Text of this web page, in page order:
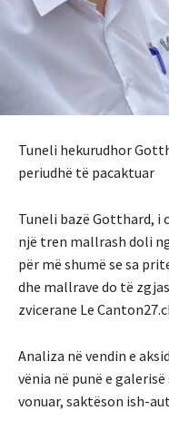
Tuneli hekurudhor
periudhë të pacaktuar
Tuneli bazë Gotthard, i
një tren mallrash doli
për më shumë se sa
dhe mallrave do të
zvicerane Le
Analiza në vendin e
vënia në punë e
vonuar, saktëson ish-